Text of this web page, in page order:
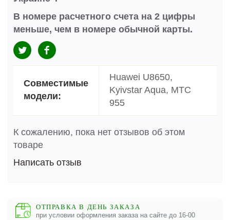
В номере расчетного счета на 2 цифры
меньше, чем в номере обычной карты.
Совместимые
модели:
Huawei U8650,
Kyivstar Aqua, MTC
955
К сожалению, пока нет отзывов об этом
товаре
Написать отзыв
ОТПРАВКА В ДЕНЬ ЗАКАЗА
при условии оформления заказа на сайте до 16-00